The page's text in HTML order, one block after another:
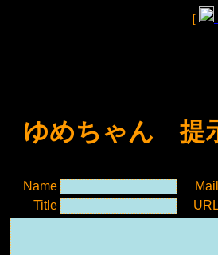
[
ゆめちゃん 提
Name
Mail
Title
URL